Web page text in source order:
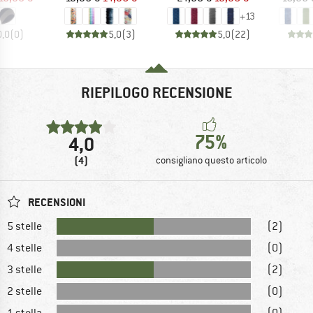
(0) 5,0(3)
+13
5,0(22)
RIEPILOGO RECENSIONE
4,0
(4)
75%
consigliano questo articolo
RECENSIONI
5 stelle
(2)
4 stelle
(0)
3 stelle
(2)
2 stelle
(0)